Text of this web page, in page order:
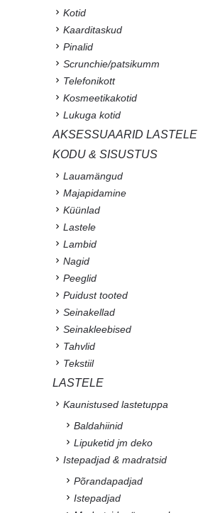
Kotid
Kaarditaskud
Pinalid
Scrunchie/patsikumm
Telefonikott
Kosmeetikakotid
Lukuga kotid
AKSESSUAARID LASTELE
KODU & SISUSTUS
Lauamängud
Majapidamine
Küünlad
Lastele
Lambid
Nagid
Peeglid
Puidust tooted
Seinakellad
Seinakleebised
Tahvlid
Tekstiil
LASTELE
Kaunistused lastetuppa
Baldahiinid
Lipuketid jm deko
Istepadjad & madratsid
Põrandapadjad
Istepadjad